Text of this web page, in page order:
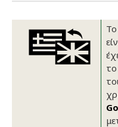
Επικοινωνία
Ιατρικές